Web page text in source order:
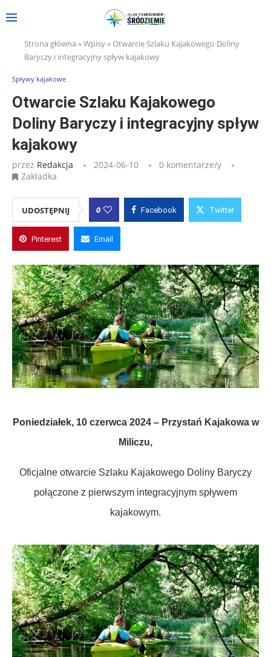
Strona główna »Wpisy» Otwarcie Szlaku Kajakowego Doliny
Baryczy i integracyjny spływ kajakowy
Spływy kajakowe
Otwarcie Szlaku Kajakowego
Doliny Baryczy i integracyjny spływ
kajakowy
przez Redakcja 2024-06-10
0 komentarze/y
Zakładka
UDOSTĘPNIJ 0 Facebook Twitter
Pinterest Email
Poniedziałek, 10 czerwca 2024 – Przystań Kajakowa w
Miliczu,
Oficjalne otwarcie Szlaku Kajakowego Doliny Baryczy
połączone z pierwszym integracyjnym spływem
kajakowym.